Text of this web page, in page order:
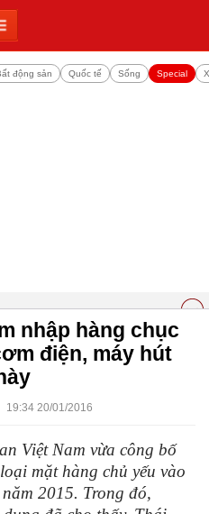
động sản Quốc tế Sống Special
nhập hàng chục
điện, máy hút
19:34 20/01/2016
Việt Nam vừa công bố
mặt hàng chủ yếu vào
2015. Trong đó,